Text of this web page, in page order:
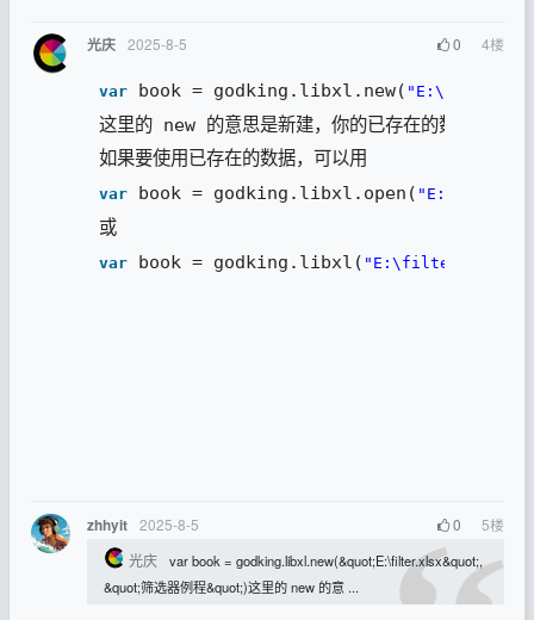
光庆 2025-8-5 0 4楼
var book = godking.libxl.new(
这里的 new 的意思是新建，你的已存在的数据无效。
如果要使用已存在的数据，可以用
var book = godking.libxl.open(
或
var book = godking.libxl( "E:\filter.xlsx"
zhhyit 2025-8-5 0 5楼
光庆
var book = godking.libxl.new(&quot;E:\filter.xlsx&quot;,
&quot;筛选器例程&quot;)这里的 new 的意 ...